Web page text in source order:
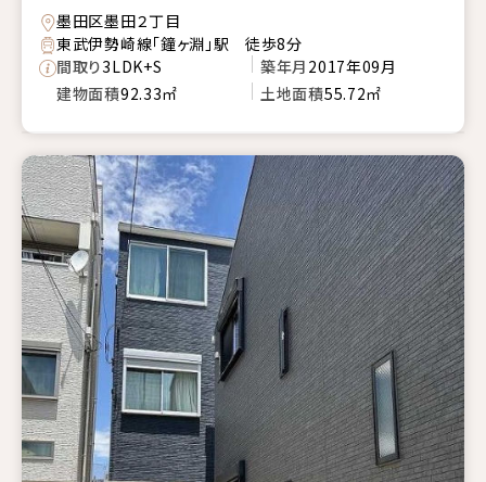
墨田区墨田２丁目
東武伊勢崎線「鐘ヶ淵」駅 徒歩8分
間取り3LDK+S 築年月 2017年09月
建物面積92.33㎡ 土地面積55.72㎡